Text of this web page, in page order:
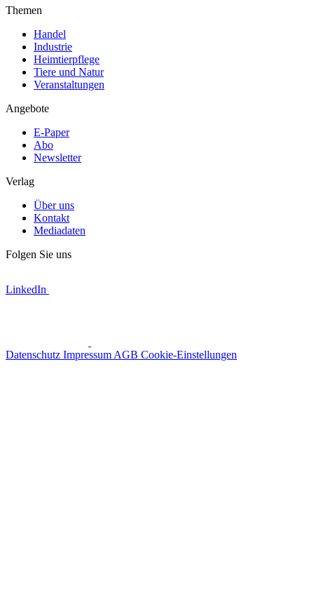
Themen
Handel
Industrie
Heimtierpflege
Tiere und Natur
Veranstaltungen
Angebote
E-Paper
Abo
Newsletter
Verlag
Über uns
Kontakt
Mediadaten
Folgen Sie uns
LinkedIn
Datenschutz Impressum AGB Cookie-Einstellungen